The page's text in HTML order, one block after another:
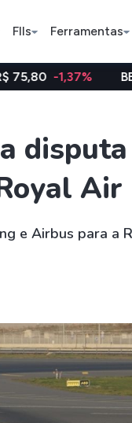
FIIs Ferramentas
Ação
Amazon
Google
Meta
BBAS3 R$ 20,41
Air
e Airbus para a